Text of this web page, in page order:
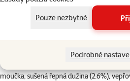
Pouze nezbytné
Podrobné
Kompletní krmivo pro
obřích
Losos (14.2%), sušené kuřecí a krůtí
moučka, sušená řepná dužina (2.6%),